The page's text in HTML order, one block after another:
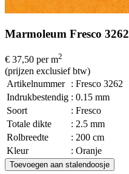
Marmoleum Fresco 3262
€ 37,50 per m2
(prijzen exclusief btw)
Artikelnummer
: Fresco 3262
Indrukbestendig : 0.15 mm
Soort
: Fresco
Totale dikte
: 2.5 mm
Rolbreedte
: 200 cm
Kleur
: Oranje
Toevoegen aan stalendoosje